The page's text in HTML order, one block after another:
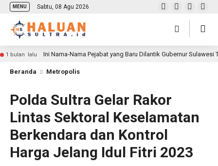
MENU Sabtu, 08 Agu 2026
1 bulan lalu Ini Nama-Nama Pejabat yang Baru Dilantik Gubernur Sulawesi
Beranda Metropolis
Polda Sultra Gelar Rakor
Lintas Sektoral Keselamatan
Berkendara dan Kontrol
Harga Jelang Idul Fitri 2023